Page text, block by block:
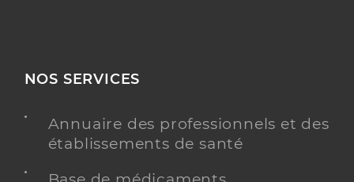
NOS SERVICES
Annuaire des professionnels et des
établissements de santé